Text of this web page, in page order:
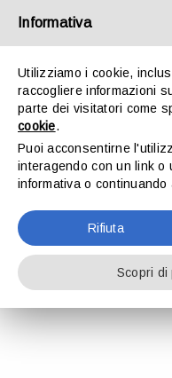
contenuto
HOME
LO STUDIO
ATTIVITÀ
Project
Circolare mensile
31-05-2025
Informativa
Utilizziamo i cookie,
raccogliere informazioni
parte dei visitatori come
cookie.
Puoi acconsentirne
interagendo con un link o
informativa o
Rifiuta
Scopri